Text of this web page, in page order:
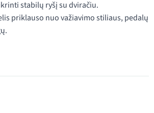
stabilų ryšį su dviračiu.
priklauso nuo važiavimo stiliaus, pedalų
Dviračių batai